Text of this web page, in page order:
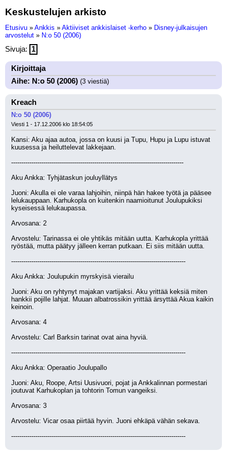
Keskustelujen arkisto
Etusivu » Ankkis » Aktiiviset ankkislaiset -kerho » Disney-julkaisujen
arvostelut » N:o 50 (2006)
Sivuja: 1
Kirjoittaja
Aihe: N:o 50 (2006) (3 viestiä)
Kreach
N:o 50 (2006)
Viesti 1 - 17.12.2006 klo 18:54:05
Kansi: Aku ajaa autoa, jossa on kuusi ja Tupu, Hupu ja Lupu istuvat
kuusessa ja heiluttelevat lakkejaan.
-------------------------------------------------------------------------------------
Aku Ankka: Tyhjätaskun jouluyllätys
Juoni: Akulla ei ole varaa lahjoihin, niinpä hän hakee työtä ja pääsee
lelukauppaan. Karhukopla on kuitenkin naamioitunut Joulupukiksi
kyseisessä lelukaupassa.
Arvosana: 2
Arvostelu: Tarinassa ei ole yhtikäs mitään uutta. Karhukopla yrittää
ryöstää, mutta päätyy jälleen kerran putkaan. Ei siis mitään uutta.
--------------------------------------------------------------------------------------
Aku Ankka: Joulupukin myrskyisä vierailu
Juoni: Aku on ryhtynyt majakan vartijaksi. Aku yrittää keksiä miten
hankkii pojille lahjat. Muuan albatrossikin yrittää ärsyttää Akua kaikin
keinoin.
Arvosana: 4
Arvostelu: Carl Barksin tarinat ovat aina hyviä.
--------------------------------------------------------------------------------------
Aku Ankka: Operaatio Joulupallo
Juoni: Aku, Roope, Artsi Uusivuori, pojat ja Ankkalinnan pormestari
joutuvat Karhukoplan ja tohtorin Tomun vangeiksi.
Arvosana: 3
Arvostelu: Vicar osaa piirtää hyvin. Juoni ehkäpä vähän sekava.
--------------------------------------------------------------------------------------